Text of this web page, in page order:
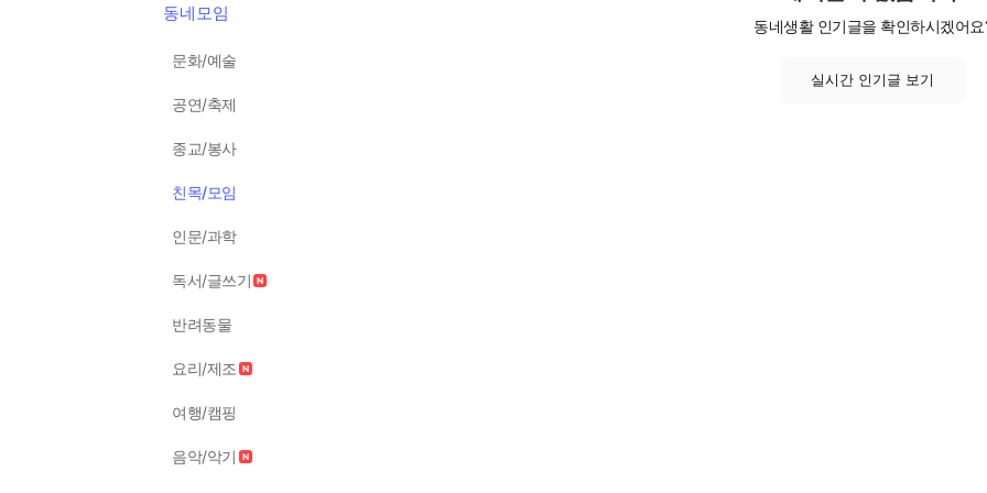
동네모임
문화/예술
공연/축제
종교/봉사
친목/모임
인문/과학
독서/글쓰기
반려동물
요리/제조
여행/캠핑
음악/악기
동네생활 인기글을 확인하시겠어요
실시간 인기글 보기